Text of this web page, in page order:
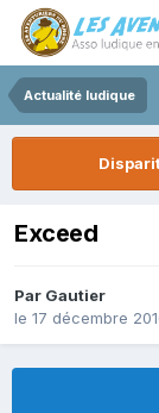
Actualité ludique
Exceed
Par Gautier
le 17 décembre